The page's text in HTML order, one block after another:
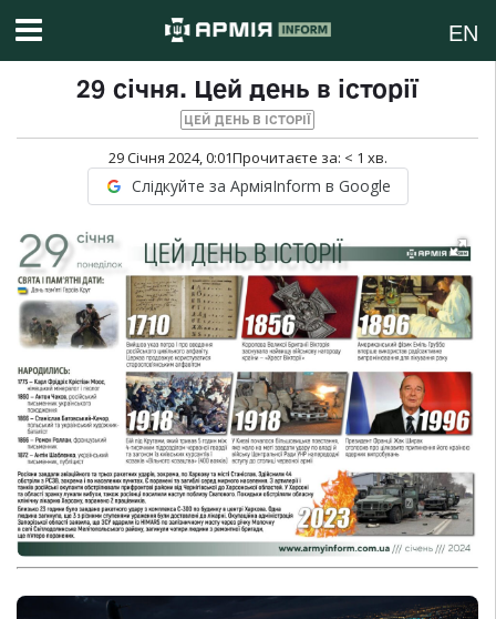
EN
29 січня. Цей день в історії
ЦЕЙ ДЕНЬ В ІСТОРІЇ
29 Січня 2024, 0:01Прочитаєте за: < 1 хв.
Слідкуйте за АрміяInform в Google